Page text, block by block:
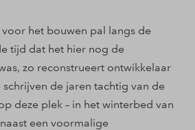
het bouwen pal langs de
tijd dat het hier nog de
zo reconstrueert ontwikkelaar
de jaren tachtig van de
deze plek – in het winterbed van
een voormalige